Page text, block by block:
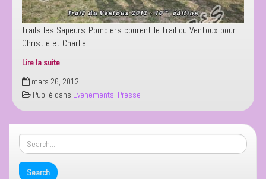
trails les Sapeurs-Pompiers courent le trail du Ventoux pour
Christie et Charlie
Lire la suite
Trail
du
Ventoux
mars 26, 2012
Publié dans Evenements, Presse